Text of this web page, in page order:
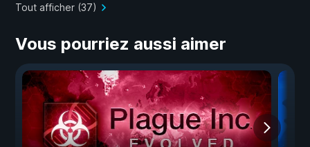
Tout afficher (37)
Vous pourriez aussi aimer